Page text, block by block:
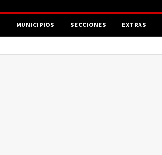
MUNICIPIOS SECCIONES EXTRAS